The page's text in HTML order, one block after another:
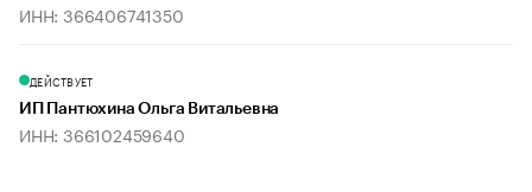
ИНН: 366406741350
ДЕЙСТВУЕТ
ИП Пантюхина Ольга Витальевна
ИНН: 366102459640